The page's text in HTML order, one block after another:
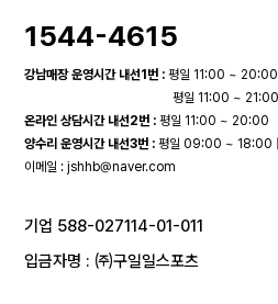
1544-4615
강남매장 운영시간 내선1번 : 평일 11:00 ~
평일 11:00 ~
온라인 상담시간 내선2번 : 평일 11:00 ~ 20:00
양수리 운영시간 내선3번 : 평일 09:00 ~ 18:00
이메일 :jshhb@naver.com
기업 588-027114-01-011
입금자명 : ㈜구일일스포츠